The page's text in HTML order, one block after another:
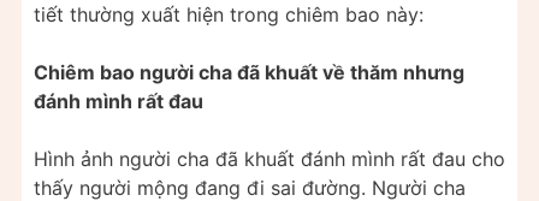
tiết thường xuất hiện trong chiêm bao này:
Chiêm bao người cha đã khuất về thăm nhưng
đánh mình rất đau
Hình ảnh người cha đã khuất đánh mình rất đau cho
thấy người mộng đang đi sai đường. Người cha